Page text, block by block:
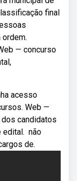
final
— concurso
acesso
Web —
candidatos
não
de.